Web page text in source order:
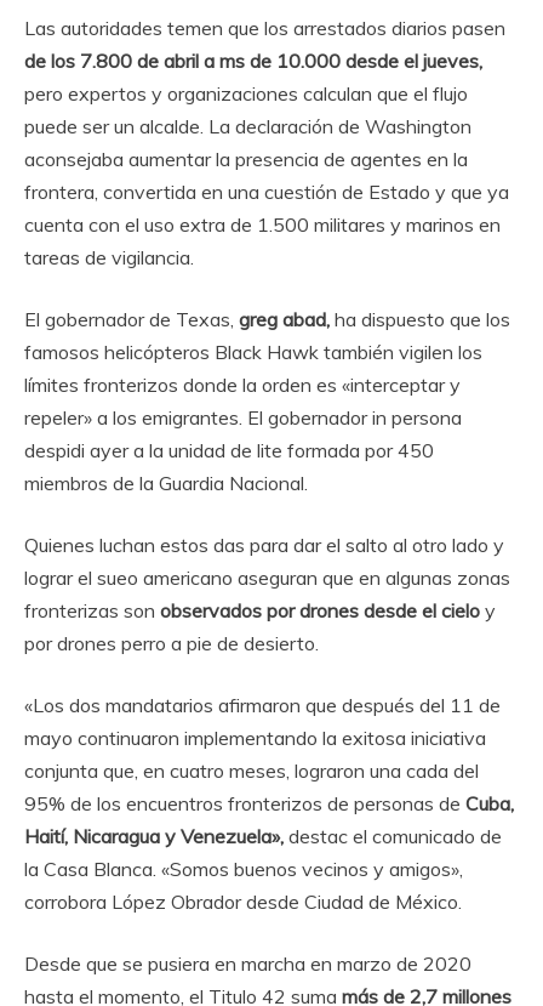
Las autoridades temen que los arrestados diarios pasen
de los 7.800 de abril a ms de 10.000 desde el jueves,
pero expertos y organizaciones calculan que el flujo
puede ser un alcalde. La declaración de Washington
aconsejaba aumentar la presencia de agentes en la
frontera, convertida en una cuestión de Estado y que ya
cuenta con el uso extra de 1.500 militares y marinos en
tareas de vigilancia.
El gobernador de Texas, greg abad, ha dispuesto que los
famosos helicópteros Black Hawk también vigilen los
límites fronterizos donde la orden es «interceptar y
repeler» a los emigrantes. El gobernador in persona
despidi ayer a la unidad de lite formada por 450
miembros de la Guardia Nacional.
Quienes luchan estos das para dar el salto al otro lado y
lograr el sueo americano aseguran que en algunas zonas
fronterizas son observados por drones desde el cielo y
por drones perro a pie de desierto.
«Los dos mandatarios afirmaron que después del 11 de
mayo continuaron implementando la exitosa iniciativa
conjunta que, en cuatro meses, lograron una cada del
95% de los encuentros fronterizos de personas de Cuba,
Haití, Nicaragua y Venezuela», destac el comunicado de
la Casa Blanca. «Somos buenos vecinos y amigos»,
corrobora López Obrador desde Ciudad de México.
Desde que se pusiera en marcha en marzo de 2020
hasta el momento, el Titulo 42 suma más de 2,7 millones